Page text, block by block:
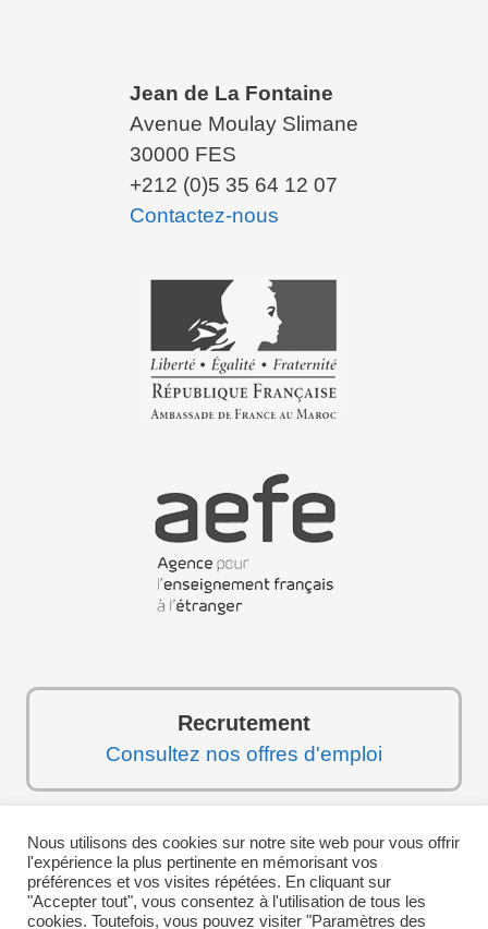
Jean de La Fontaine
Avenue Moulay Slimane
30000 FES
+212 (0)5 35 64 12 07
Contactez-nous
Recrutement
Consultez nos offres d'emploi
Suivez-nous sur les réseaux sociaux :
Nous utilisons des cookies sur notre site web pour vous offrir
l'expérience la plus pertinente en mémorisant vos
préférences et vos visites répétées. En cliquant sur
"Accepter tout", vous consentez à l'utilisation de tous les
cookies. Toutefois, vous pouvez visiter "Paramètres des